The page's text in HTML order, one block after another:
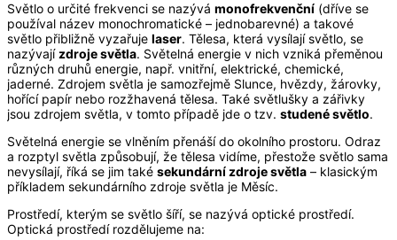
Světlo o určité frekvenci se nazývá monofrekvenční (dříve se
používal název monochromatické – jednobarevné) a takové
světlo přibližně vyzařuje laser. Tělesa, která vysílají světlo, se
nazývají zdroje světla. Světelná energie v nich vzniká přeměnou
různých druhů energie, např. vnitřní, elektrické, chemické,
jaderné. Zdrojem světla je samozřejmě Slunce, hvězdy, žárovky,
hořící papír nebo rozžhavená tělesa. Také světlušky a zářivky
jsou zdrojem světla, v tomto případě jde o tzv. studené světlo.
Světelná energie se vlněním přenáší do okolního prostoru. Odraz
a rozptyl světla způsobují, že tělesa vidíme, přestože světlo sama
nevysílají, říká se jim také sekundární zdroje světla – klasickým
příkladem sekundárního zdroje světla je Měsíc.
Prostředí, kterým se světlo šíří, se nazývá optické prostředí.
Optická prostředí rozdělujeme na: